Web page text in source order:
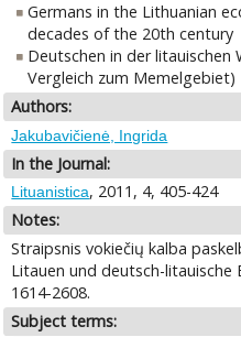
Germans in the Lithuanian
decades of the 20th century
Deutschen in der litauischen
Vergleich zum Memelgebiet)
Authors:
Jakubavičienė, Ingrida
In the Journal:
Lituanistica, 2011, 4, 405-424
Notes:
Straipsnis vokiečių kalba
Litauen und deutsch-litauische
1614-2608.
Subject terms: